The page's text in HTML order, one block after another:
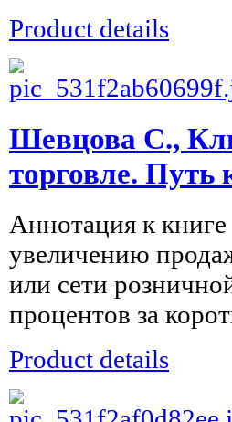
Product details
Шевцова С.,
торговле.
Аннотация к
увеличению
или сети
процентов за
Product details